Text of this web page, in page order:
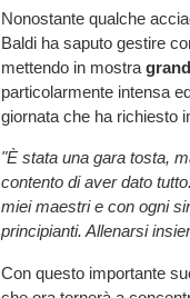
Nonostante qualche
Baldi ha saputo gestire
mettendo in mostra
particolarmente intensa
giornata che ha richiesto
"È stata una gara tosta,
contento di aver dato
miei maestri e con ogni
principianti. Allenarsi
Con questo importante